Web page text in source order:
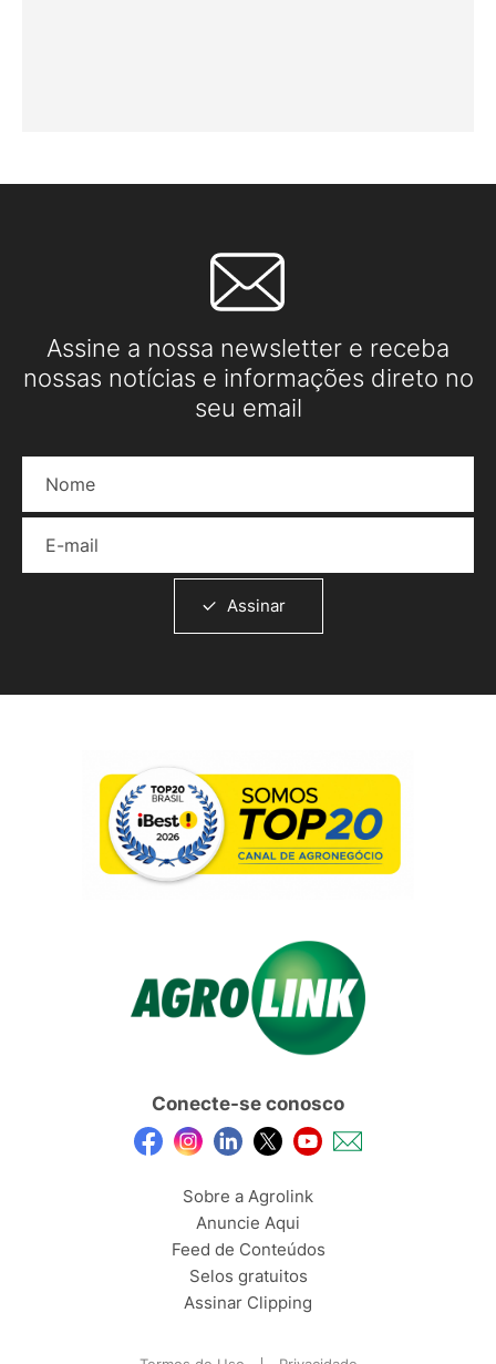
Assine a nossa newsletter e receba
nossas notícias e informações direto no
seu email
Assinar
Conecte-se conosco
Sobre a Agrolink
Anuncie Aqui
Feed de Conteúdos
Selos gratuitos
Assinar Clipping